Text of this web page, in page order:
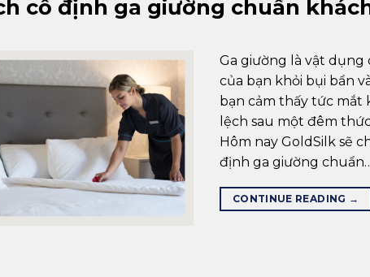
cố định ga giường chuẩn
Ga giường là vật
của bạn khỏi bụi bẩn
bạn cảm thấy tức mắt
lệch sau một đêm
Hôm nay GoldSilk sẽ
định ga giường
CONTINUE READING →